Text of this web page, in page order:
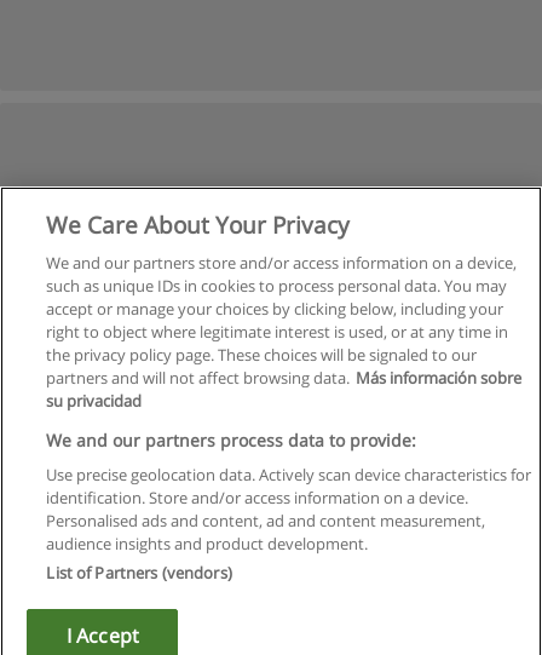
Regulamin
Polityka ochrony danych osobowych
Copyright © Educaedu Business S.L. - CIF : B-95610580: -
We Care About Your Privacy
We and our partners store and/or access information on a device,
such as unique IDs in cookies to process personal data. You may
accept or manage your choices by clicking below, including your
right to object where legitimate interest is used, or at any time in
the privacy policy page. These choices will be signaled to our
partners and will not affect browsing data. Más información sobre
su privacidad
We and our partners process data to provide:
Use precise geolocation data. Actively scan device characteristics for
identification. Store and/or access information on a device.
Personalised ads and content, ad and content measurement,
audience insights and product development.
List of Partners (vendors)
I Accept